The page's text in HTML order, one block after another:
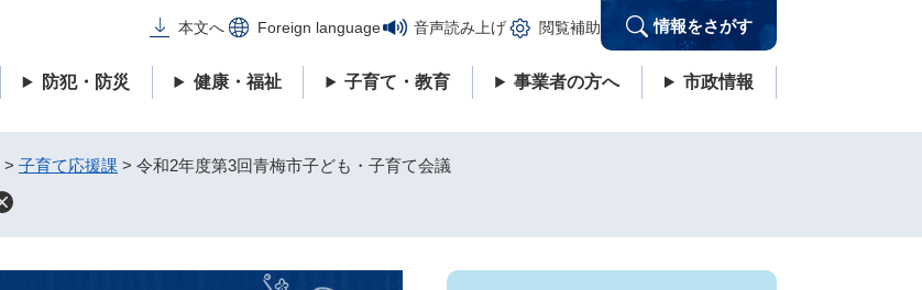
メニューを飛ばして本文へ
本文へ Foreign language 音声読み上げ 閲覧補助 情報をさがす
防犯・防災 健康・福祉 子育て・教育 事業者の方へ 市政情報
> 子育て応援課 > 令和2年度第3回青梅市子ども・子育て会議